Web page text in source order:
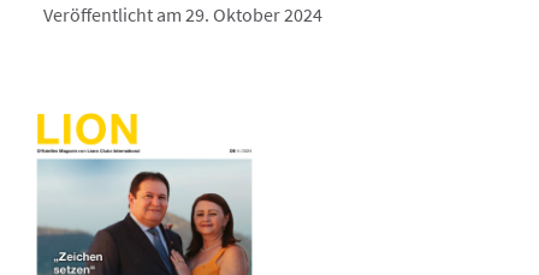
Veröffentlicht am 29. Oktober 2024